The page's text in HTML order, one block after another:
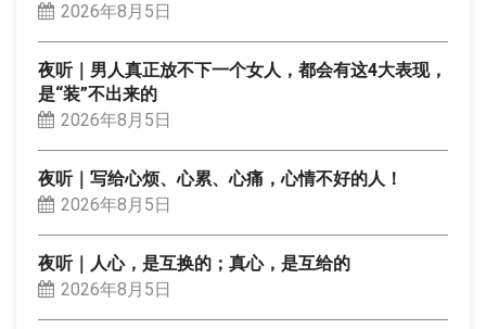
2026年8月5日
夜听｜男人真正放不下一个女人，都会有这4大表现，
是“装”不出来的
2026年8月5日
夜听｜写给心烦、心累、心痛，心情不好的人！
2026年8月5日
夜听｜人心，是互换的；真心，是互给的
2026年8月5日